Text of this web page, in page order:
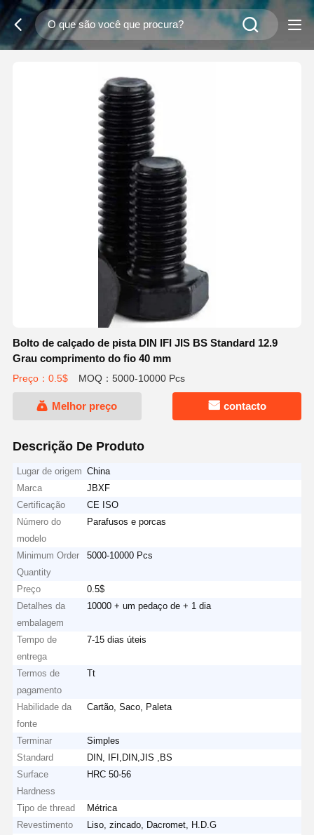
Bolto de calçado de pista DIN IFI JIS BS Standard 12.9
Grau comprimento do fio 40 mm
Preço：0.5$ MOQ：5000-10000 Pcs
Melhor preço contacto
Descrição De Produto
Lugar de origem China
Marca
JBXF
Certificação
CE ISO
Número do
modelo
Parafusos e porcas
Minimum Order
Quantity
5000-10000 Pcs
Preço
0.5$
Detalhes da
embalagem
10000 + um pedaço de + 1 dia
Tempo de
entrega
7-15 dias úteis
Termos de
pagamento
Tt
Habilidade da
fonte
Cartão, Saco, Paleta
Terminar
Simples
Standard
DIN, IFI,DIN,JIS ,BS
Surface
Hardness
HRC 50-56
Tipo de thread
Métrica
Revestimento
Liso, zincado, Dacromet, H.D.G